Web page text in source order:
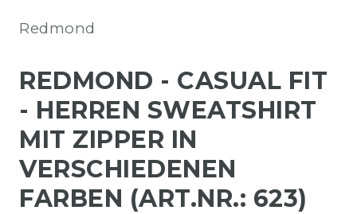
Redmond
REDMOND - CASUAL FIT
- HERREN SWEATSHIRT
MIT ZIPPER IN
VERSCHIEDENEN
FARBEN (ART.NR.: 623)